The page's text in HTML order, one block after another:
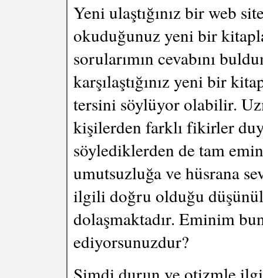
Yeni ulaştığınız bir web
okuduğunuz yeni bir
sorularımın cevabını
karşılaştığınız yeni bir
tersini söylüyor olabilir.
kişilerden farklı fikirler
söylediklerden de tam
umutsuzluğa ve hüsrana
ilgili doğru olduğu
dolaşmaktadır. Eminim
ediyorsunuzdur?